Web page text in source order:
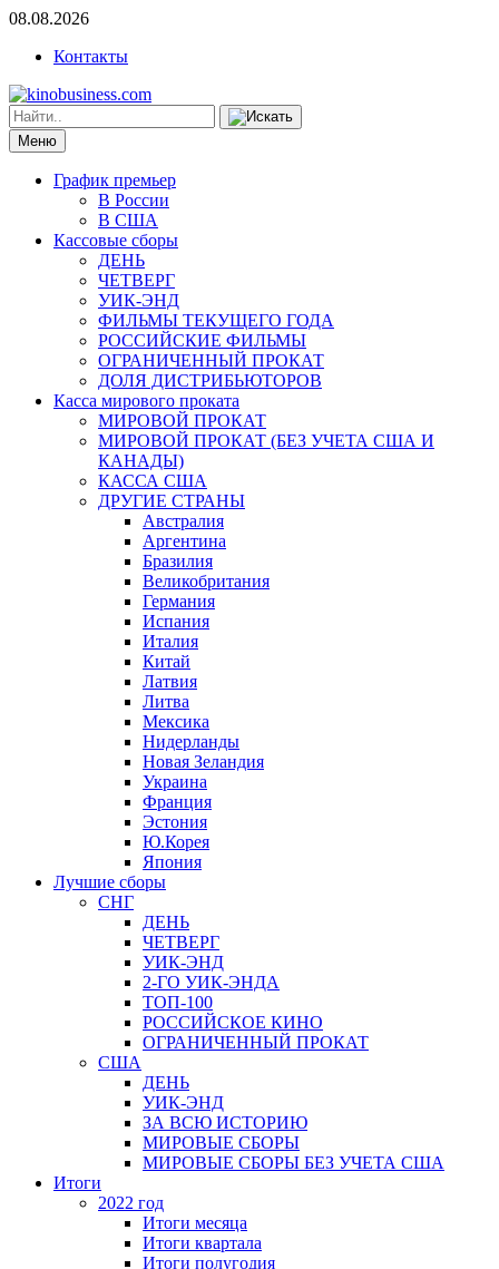
08.08.2026
Контакты
Меню
График премьер
В России
В США
Кассовые сборы
ДЕНЬ
ЧЕТВЕРГ
УИК-ЭНД
ФИЛЬМЫ ТЕКУЩЕГО ГОДА
РОССИЙСКИЕ ФИЛЬМЫ
ОГРАНИЧЕННЫЙ ПРОКАТ
ДОЛЯ ДИСТРИБЬЮТОРОВ
Касса мирового проката
МИРОВОЙ ПРОКАТ
МИРОВОЙ ПРОКАТ (БЕЗ УЧЕТА США И
КАНАДЫ)
КАССА США
ДРУГИЕ СТРАНЫ
Австралия
Аргентина
Бразилия
Великобритания
Германия
Испания
Италия
Китай
Латвия
Литва
Мексика
Нидерланды
Новая Зеландия
Украина
Франция
Эстония
Ю.Корея
Япония
Лучшие сборы
СНГ
ДЕНЬ
ЧЕТВЕРГ
УИК-ЭНД
2-ГО УИК-ЭНДА
ТОП-100
РОССИЙСКОЕ КИНО
ОГРАНИЧЕННЫЙ ПРОКАТ
США
ДЕНЬ
УИК-ЭНД
ЗА ВСЮ ИСТОРИЮ
МИРОВЫЕ СБОРЫ
МИРОВЫЕ СБОРЫ БЕЗ УЧЕТА США
Итоги
2022 год
Итоги месяца
Итоги квартала
Итоги полугодия